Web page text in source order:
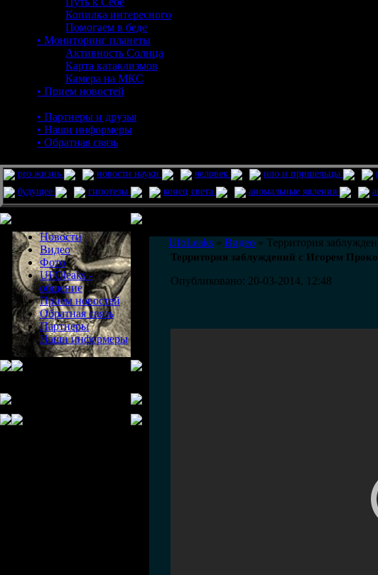
Копилка интересного
Помогаем в беде
• Мониторинг планеты
Активность Солнца
Карта катаклизмов
Камера на МКС
• Прием новостей
• Партнеры и друзья
• Наши информеры
• Обратная связь
pro жизнь новости науки человек нло и пришельцы
будущее
гипотезы конец света аномальные явления
Новости
Видео
Фото
UFOleaks -
общение
Прием новостей
Обратная связь
Партнеры
Наши информеры
UfoLeaks » Видео » Территория
Территория заблуждений с Игорем
Опубликовано: 20-03-2014, 12:48